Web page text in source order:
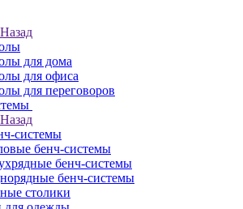
Назад
для дома
для офиса
для переговоров
Назад
системы
бенч-системы
бенч-системы
бенч-системы
столики